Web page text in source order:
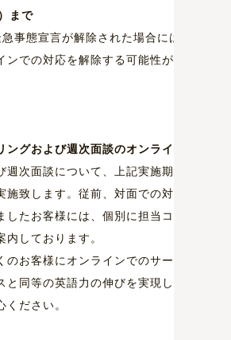
まで
事態宣言が解除された場合には、実施
での対応を解除する可能性がありま
ングおよび週次面談のオンライン実施
次面談について、上記実施期間中は
致します。従前、対面での対応をさ
たお客様には、個別に担当コンサル
しております。
お客様にオンラインでのサービス提
同等の英語力の伸びを実現しており
ださい。